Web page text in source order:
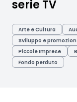
serie TV
Arte e Cultura
Sviluppo e
Piccole Imprese
Fondo perduto